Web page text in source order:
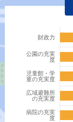
病院の充実
度
広域避難所
の充実度
児童館・学
童の充実度
公園の充実
度
財政力